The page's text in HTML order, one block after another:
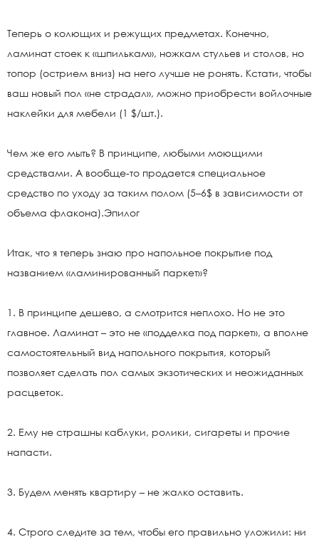
Теперь о колющих и режущих предметах. Конечно,
ламинат стоек к «шпилькам», ножкам стульев и столов, но
топор (острием вниз) на него лучше не ронять. Кстати, чтобы
ваш новый пол «не страдал», можно приобрести войлочные
наклейки для мебели (1 $/шт.).
Чем же его мыть? В принципе, любыми моющими
средствами. А вообще-то продается специальное
средство по уходу за таким полом (5–6$ в зависимости от
объема флакона).Эпилог
Итак, что я теперь знаю про напольное покрытие под
названием «ламинированный паркет»?
1. В принципе дешево, а смотрится неплохо. Но не это
главное. Ламинат – это не «подделка под паркет», а вполне
самостоятельный вид напольного покрытия, который
позволяет сделать пол самых экзотических и неожиданных
расцветок.
2. Ему не страшны каблуки, ролики, сигареты и прочие
напасти.
3. Будем менять квартиру – не жалко оставить.
4. Строго следите за тем, чтобы его правильно уложили: ни